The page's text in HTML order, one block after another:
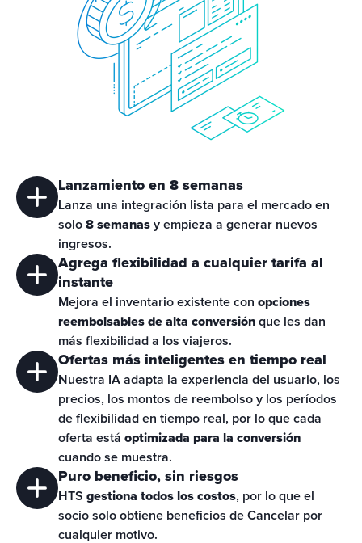
Lanzamiento en 8 semanas
Lanza una integración lista para el mercado en
solo 8 semanas y empieza a generar nuevos
ingresos.
Agrega flexibilidad a cualquier tarifa al
instante
Mejora el inventario existente con opciones
reembolsables de alta conversión que les dan
más flexibilidad a los viajeros.
Ofertas más inteligentes en tiempo real
Nuestra IA adapta la experiencia del usuario, los
precios, los montos de reembolso y los períodos
de flexibilidad en tiempo real, por lo que cada
oferta está optimizada para la conversión
cuando se muestra.
Puro beneficio, sin riesgos
HTS gestiona todos los costos, por lo que el
socio solo obtiene beneficios de Cancelar por
cualquier motivo.